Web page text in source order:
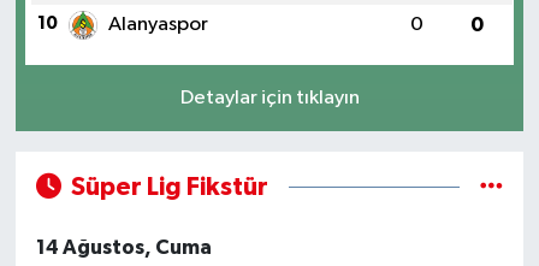
10 Alanyaspor 0 0
Detaylar için tıklayın
Süper Lig Fikstür
14 Ağustos, Cuma